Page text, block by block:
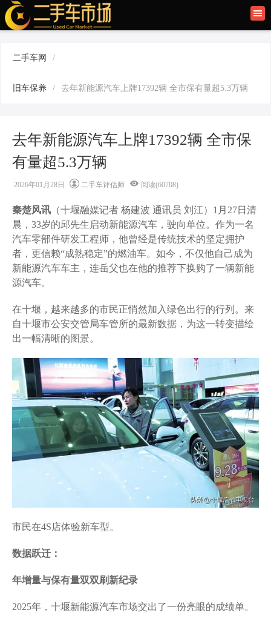
首页
二手车网 /
旧车保养 / 去年新能源汽车上牌17392辆 全市保有量超5.3万辆
去年新能源汽车上牌17392辆 全市保
有量超5.3万辆
2026年01月28日 二手车评估师 阅读(60708)
秦楚风讯 （十堰融媒记者 杨建波 通讯员 刘江）1月27日清
晨，33岁的邱先生启动新能源汽车，驶向单位。作为一名
汽车零部件研发工程师，他曾经是传统技术的坚定拥护
者，更信赖“成熟稳定”的燃油车。如今，不仅他自己成为
新能源汽车车主，连岳父也在他的推荐下换购了一辆新能
源汽车。
在十堰，越来越多的市民正悄然加入绿色出行的行列。来
自十堰市公安交管局车管所的最新数据，为这一转变描绘
出一幅清晰的图景。
市民在4S店体验新车型。
数据跃迁：
年增量与保有量双双刷新纪录
2025年，十堰新能源汽车市场交出了一份亮眼的成绩单。